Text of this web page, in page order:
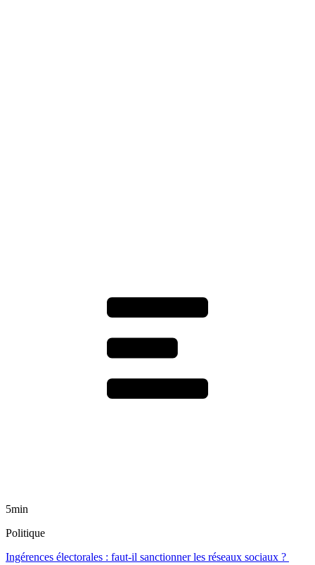
5min
Politique
Ingérences électorales : faut-il sanctionner les réseaux sociaux ?